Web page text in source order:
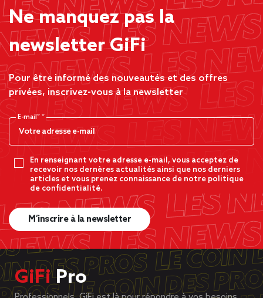
Ne manquez pas la
newsletter GiFi
Pour être informé des nouveautés et des offres
privées, inscrivez-vous à la newsletter
E-mail*
En renseignant votre adresse e-mail, vous acceptez de
recevoir nos dernères actualités ainsi que nos derniers
articles et vous prenez connaissance de notre politique
de confidentialité.
M’inscrire à la newsletter
GiFiPro